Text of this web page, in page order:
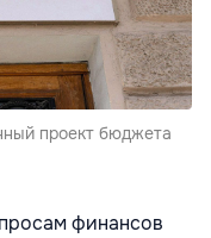
проект бюджета
финансов